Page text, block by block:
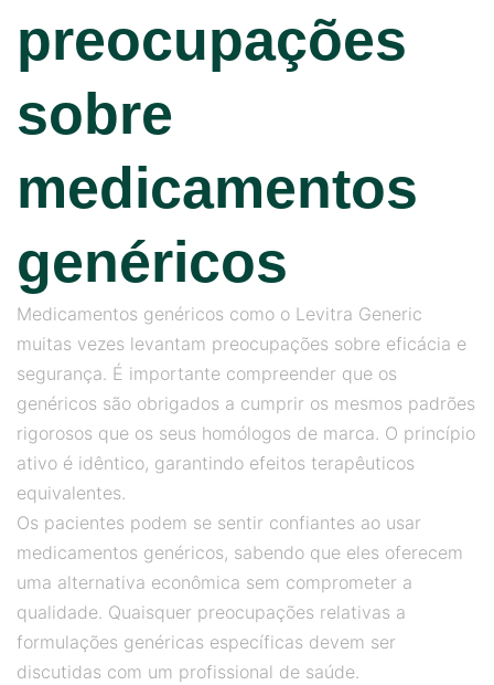
preocupações
sobre
medicamentos
genéricos
Medicamentos genéricos como o Levitra Generic
muitas vezes levantam preocupações sobre eficácia e
segurança. É importante compreender que os
genéricos são obrigados a cumprir os mesmos padrões
rigorosos que os seus homólogos de marca. O princípio
ativo é idêntico, garantindo efeitos terapêuticos
equivalentes.
Os pacientes podem se sentir confiantes ao usar
medicamentos genéricos, sabendo que eles oferecem
uma alternativa econômica sem comprometer a
qualidade. Quaisquer preocupações relativas a
formulações genéricas específicas devem ser
discutidas com um profissional de saúde.